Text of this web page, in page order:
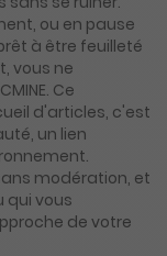
ou en pause
à être feuilleté
vous ne
Ce
d'articles, c'est
un lien
modération, et
qui vous
de votre